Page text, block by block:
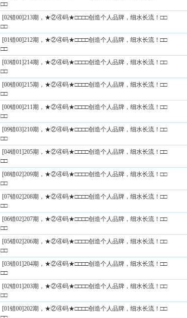
□□
[02错00]213期，★②④码★□□□□创造个人品牌，细水长流！□□
□□
[01错00]212期，★②④码★□□□□创造个人品牌，细水长流！□□
□□
[03错01]214期，★②④码★□□□□创造个人品牌，细水长流！□□
□□
[00错00]215期，★②④码★□□□□创造个人品牌，细水长流！□□
□□
[00错00]211期，★②④码★□□□□创造个人品牌，细水长流！□□
□□
[09错03]210期，★②④码★□□□□创造个人品牌，细水长流！□□
□□
[04错01]205期，★②④码★□□□□创造个人品牌，细水长流！□□
□□
[08错02]209期，★②④码★□□□□创造个人品牌，细水长流！□□
□□
[07错02]208期，★②④码★□□□□创造个人品牌，细水长流！□□
□□
[06错02]207期，★②④码★□□□□创造个人品牌，细水长流！□□
□□
[05错02]206期，★②④码★□□□□创造个人品牌，细水长流！□□
□□
[03错01]204期，★②④码★□□□□创造个人品牌，细水长流！□□
□□
[02错01]203期，★②④码★□□□□创造个人品牌，细水长流！□□
□□
[01错00]202期，★②④码★□□□□创造个人品牌，细水长流！□□